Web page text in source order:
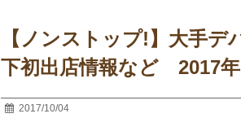
【ノンストップ!】大手デ
下初出店情報など 2017年
2017/10/04